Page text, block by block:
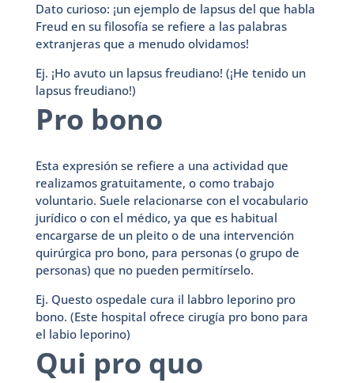
Dato curioso: ¡un ejemplo de lapsus del que habla
Freud en su filosofía se refiere a las palabras
extranjeras que a menudo olvidamos!
Ej. ¡Ho avuto un lapsus freudiano! (¡He tenido un
lapsus freudiano!)
Pro bono
Esta expresión se refiere a una actividad que
realizamos gratuitamente, o como trabajo
voluntario. Suele relacionarse con el vocabulario
jurídico o con el médico, ya que es habitual
encargarse de un pleito o de una intervención
quirúrgica pro bono, para personas (o grupo de
personas) que no pueden permitírselo.
Ej. Questo ospedale cura il labbro leporino pro
bono. (Este hospital ofrece cirugía pro bono para
el labio leporino)
Qui pro quo